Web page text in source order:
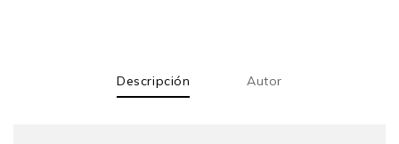
Descripción Autor